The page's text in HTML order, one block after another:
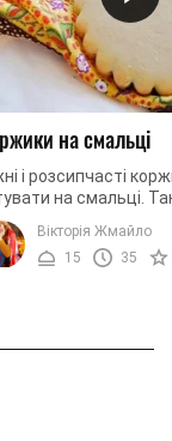
на смальці
і розсипчасті
на смальці.
вас здивувати і
Випічка
і ...
Вікторія Жмайло
15
35